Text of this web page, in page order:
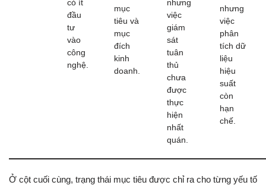
có ít
đầu
tư
vào
công
nghệ.
mục
tiêu và
mục
đích
kinh
doanh.
nhưng
việc
giám
sát
tuân
thủ
chưa
được
thực
hiện
nhất
quán.
nhưng
việc
phân
tích dữ
liệu
hiệu
suất
còn
hạn
chế.
Ở cột cuối cùng, trạng thái mục tiêu được chỉ ra cho từng yếu tố